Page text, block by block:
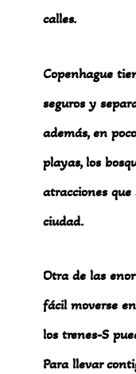
calles.
Copenhague
seguros y
además, en
playas, los
atracciones
ciudad.
Otra de las
fácil moverse
los trenes-S
Para llevar